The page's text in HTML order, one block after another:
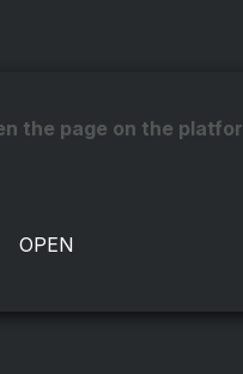
the page on the